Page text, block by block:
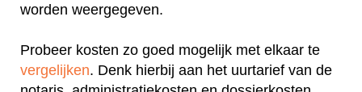
worden weergegeven.
Probeer kosten zo goed mogelijk met elkaar te
vergelijken. Denk hierbij aan het uurtarief van de